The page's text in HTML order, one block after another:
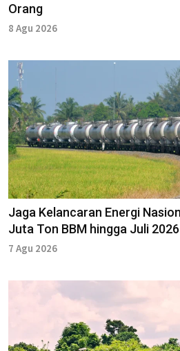
Orang
8 Agu 2026
Jaga Kelancaran Energi
Juta Ton BBM hingga Juli 2026
7 Agu 2026